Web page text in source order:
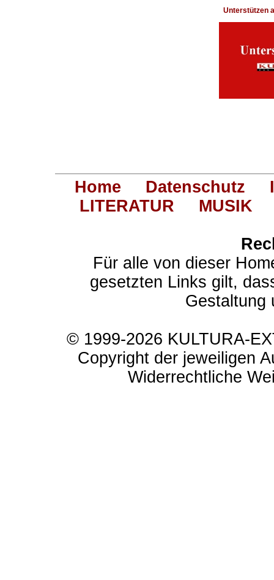
Unterstützen
Home Datenschutz
LITERATUR
MUSIK
Für alle von dieser
gesetzten Links gilt,
Gestaltung
© 1999-2026 KULTURA-
Copyright der jeweiligen
Widerrechtliche